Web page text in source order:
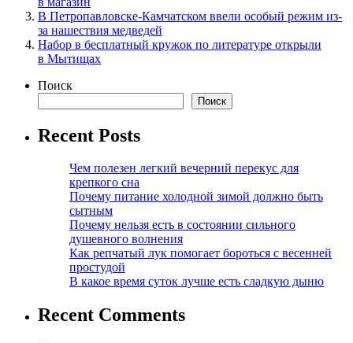
В Петропавловске-Камчатском ввели особый режим из-
за нашествия медведей
Набор в бесплатный кружок по литературе открыли
в Мытищах
Поиск
Поиск
Recent Posts
Чем полезен легкий вечерний перекус для
крепкого сна
Почему питание холодной зимой должно быть
сытным
Почему нельзя есть в состоянии сильного
душевного волнения
Как репчатый лук помогает бороться с весенней
простудой
В какое время суток лучше есть сладкую дыню
Recent Comments